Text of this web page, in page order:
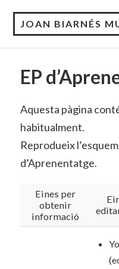
JOAN BIARNÉS
EP
Aquesta pàgina
habitualment.
Reprodueix
d’Aprenentatge.
Eines per
obtenir
informació